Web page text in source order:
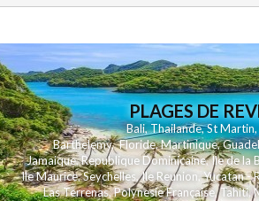
PLAGES DE
Bali,Thailande,St Martin,
Barthelemy,Floride,Martinique,
Jamaique,Republique Dominicaine,Ile de la
Ile Maurice,Seychelles,Ile Reunion,Yucatan -
Las Terrenas,Polynesie Française,Tahiti,